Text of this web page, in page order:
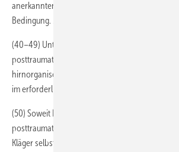
anerkannten – Unfallereignis nach der Theorie
Bedingung. …
(40–49) Unter Zugrundelegung dieser
posttraumatische Belastungsstörung, eine
hirnorganisches Psychosyndrom oder eine
im erforderlichen Vollbeweis festgestellt werden.
(50) Soweit Dr. H. als einziger Sachverständiger
posttraumatische Verbitterungsstörung
Kläger selbst bestreitet, hält der Senat bereits